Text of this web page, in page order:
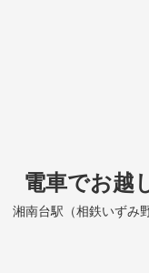
電車でお越
湘南台駅（相鉄いずみ